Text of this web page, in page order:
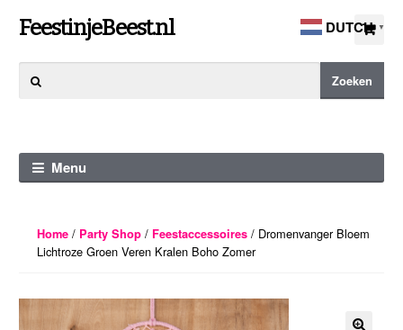
Ga
naar
navigatie
Ga
naar
de
FeestinjeBeest.nl
naar:
Zoeken
Menu
Home/ Party Shop/ Feestaccessoires/ Dromenvanger Bloem
Lichtroze Groen Veren Kralen Boho Zomer
DUTCH ▼